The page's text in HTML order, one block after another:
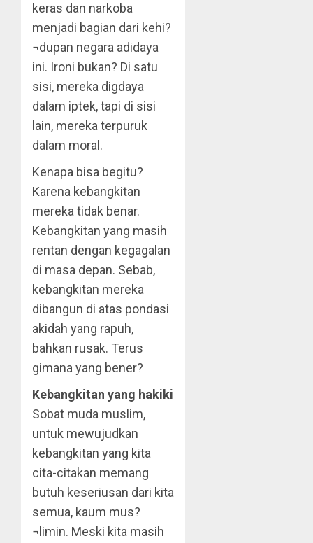
keras dan narkoba
menjadi bagian dari kehi?
¬dupan negara adidaya
ini. Ironi bukan? Di satu
sisi, mereka digdaya
dalam iptek, tapi di sisi
lain, mereka terpuruk
dalam moral.
Kenapa bisa begitu?
Karena kebangkitan
mereka tidak benar.
Kebangkitan yang masih
rentan dengan kegagalan
di masa depan. Sebab,
kebangkitan mereka
dibangun di atas pondasi
akidah yang rapuh,
bahkan rusak. Terus
gimana yang bener?
Kebangkitan yang hakiki
Sobat muda muslim,
untuk mewujudkan
kebangkitan yang kita
cita-citakan memang
butuh keseriusan dari kita
semua, kaum mus?
¬limin. Meski kita masih